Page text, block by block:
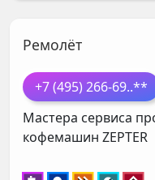
Ремолёт
+7 (495) 266-69..**
Мастера сервиса
кофемашин ZEPTER